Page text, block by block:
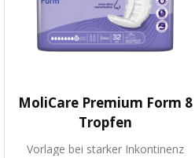
MoliCare Premium Form 8
Tropfen
Vorlage bei starker Inkontinenz